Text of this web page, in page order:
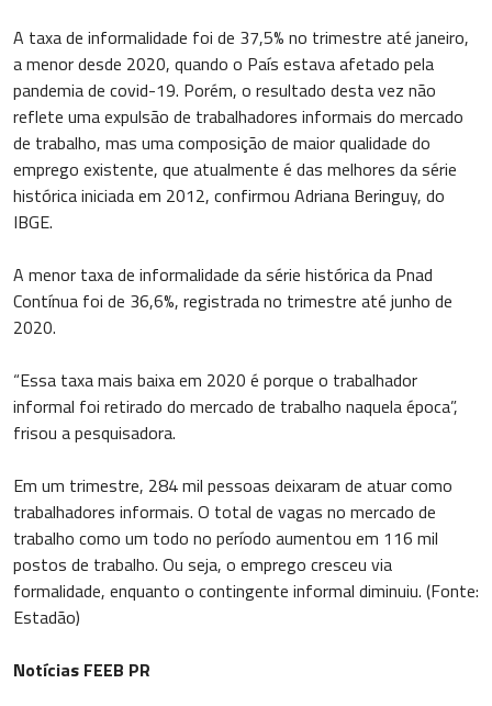
A taxa de informalidade foi de 37,5% no trimestre até janeiro,
a menor desde 2020, quando o País estava afetado pela
pandemia de covid-19. Porém, o resultado desta vez não
reflete uma expulsão de trabalhadores informais do mercado
de trabalho, mas uma composição de maior qualidade do
emprego existente, que atualmente é das melhores da série
histórica iniciada em 2012, confirmou Adriana Beringuy, do
IBGE.
A menor taxa de informalidade da série histórica da Pnad
Contínua foi de 36,6%, registrada no trimestre até junho de
2020.
“Essa taxa mais baixa em 2020 é porque o trabalhador
informal foi retirado do mercado de trabalho naquela época”,
frisou a pesquisadora.
Em um trimestre, 284 mil pessoas deixaram de atuar como
trabalhadores informais. O total de vagas no mercado de
trabalho como um todo no período aumentou em 116 mil
postos de trabalho. Ou seja, o emprego cresceu via
formalidade, enquanto o contingente informal diminuiu. (Fonte:
Estadão)
Notícias FEEB PR